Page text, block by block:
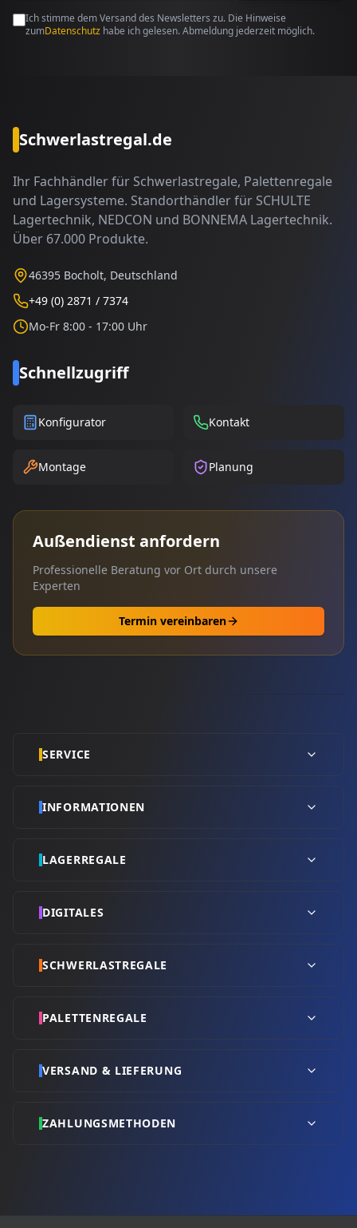
Ich stimme dem Versand des Newsletters zu. Die Hinweise
zumDatenschutz habe ich gelesen. Abmeldung jederzeit möglich.
Schwerlastregal.de
Ihr Fachhändler für Schwerlastregale, Palettenregale
und Lagersysteme. Standorthändler für SCHULTE
Lagertechnik, NEDCON und BONNEMA Lagertechnik.
Über 67.000 Produkte.
46395 Bocholt, Deutschland
+49 (0) 2871 / 7374
Mo-Fr 8:00 - 17:00 Uhr
Schnellzugriff
Konfigurator Kontakt
Montage Planung
Außendienst anfordern
Professionelle Beratung vor Ort durch unsere
Experten
Termin vereinbaren
SERVICE
INFORMATIONEN
LAGERREGALE
DIGITALES
SCHWERLASTREGALE
PALETTENREGALE
VERSAND & LIEFERUNG
ZAHLUNGSMETHODEN